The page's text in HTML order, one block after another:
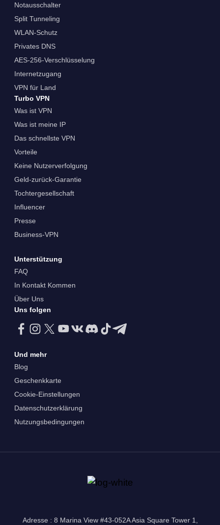
Notausschalter
Split Tunneling
WLAN-Schutz
Privates DNS
AES-256-Verschlüsselung
Internetzugang
VPN für Land
Turbo VPN
Was ist VPN
Was ist meine IP
Das schnellste VPN
Vorteile
Keine Nutzerverfolgung
Geld-zurück-Garantie
Tochtergesellschaft
Influencer
Presse
Business-VPN
Unterstützung
FAQ
In Kontakt Kommen
Über Uns
Uns folgen
Und mehr
Blog
Geschenkkarte
Cookie-Einstellungen
Datenschutzerklärung
Nutzungsbedingungen
Adresse : 8 Marina View #43-052A Asia Square Tower 1,